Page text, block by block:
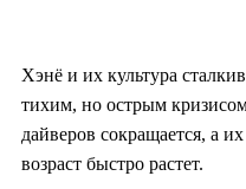
Хэнё и их культура
тихим, но острым
дайверов сокращается, а
возраст быстро растет.